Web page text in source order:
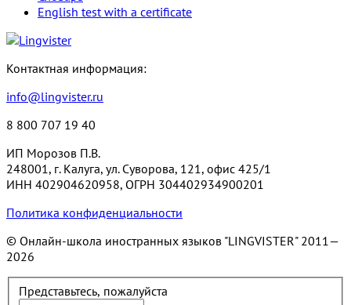
English test with a certificate
Контактная информация:
info@lingvister.ru
8 800 707 19 40
ИП Морозов П.В.
248001, г. Калуга, ул. Суворова, 121, офис 425/1
ИНН 402904620958, ОГРН 304402934900201
Политика конфиденциальности
© Онлайн-школа иностранных языков "LINGVISTER" 2011—
2026
Представьтесь, пожалуйста